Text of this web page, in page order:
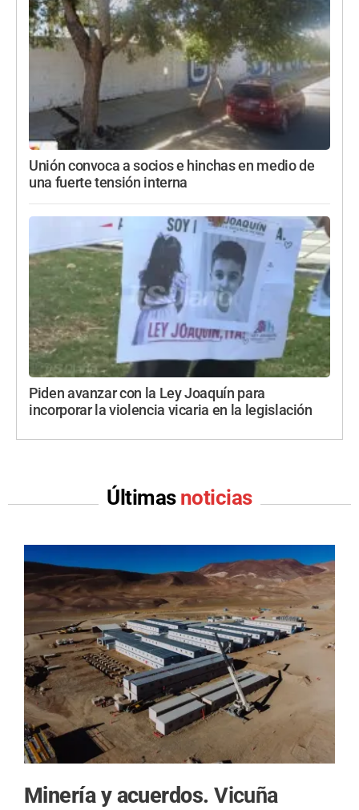
Unión convoca a socios e hinchas en medio de
una fuerte tensión interna
Piden avanzar con la Ley Joaquín para
incorporar la violencia vicaria en la legislación
Últimas noticias
Minería y acuerdos.Vicuña